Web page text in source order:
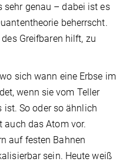
sehr genau – dabei ist es
beherrscht.
Greifbaren hilft, zu
sich wann eine Erbse im
wenn sie vom Teller
So oder so ähnlich
auch das Atom vor.
auf festen Bahnen
sein. Heute weiß